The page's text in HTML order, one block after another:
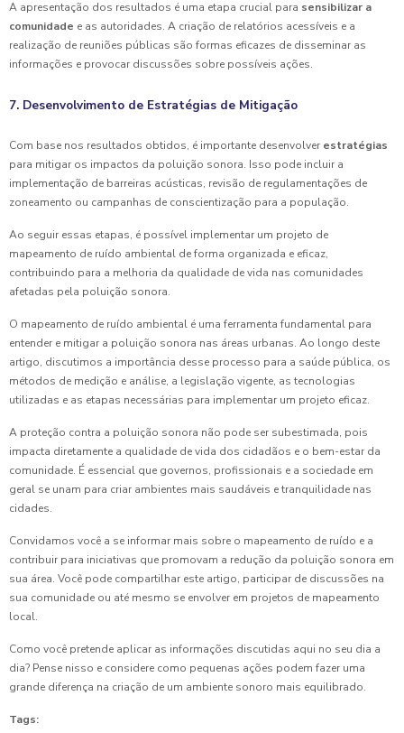
A apresentação dos resultados é uma etapa crucial para sensibilizar a
comunidade e as autoridades. A criação de relatórios acessíveis e a
realização de reuniões públicas são formas eficazes de disseminar as
informações e provocar discussões sobre possíveis ações.
7. Desenvolvimento de Estratégias de Mitigação
Com base nos resultados obtidos, é importante desenvolver estratégias
para mitigar os impactos da poluição sonora. Isso pode incluir a
implementação de barreiras acústicas, revisão de regulamentações de
zoneamento ou campanhas de conscientização para a população.
Ao seguir essas etapas, é possível implementar um projeto de
mapeamento de ruído ambiental de forma organizada e eficaz,
contribuindo para a melhoria da qualidade de vida nas comunidades
afetadas pela poluição sonora.
O mapeamento de ruído ambiental é uma ferramenta fundamental para
entender e mitigar a poluição sonora nas áreas urbanas. Ao longo deste
artigo, discutimos a importância desse processo para a saúde pública, os
métodos de medição e análise, a legislação vigente, as tecnologias
utilizadas e as etapas necessárias para implementar um projeto eficaz.
A proteção contra a poluição sonora não pode ser subestimada, pois
impacta diretamente a qualidade de vida dos cidadãos e o bem-estar da
comunidade. É essencial que governos, profissionais e a sociedade em
geral se unam para criar ambientes mais saudáveis e tranquilidade nas
cidades.
Convidamos você a se informar mais sobre o mapeamento de ruído e a
contribuir para iniciativas que promovam a redução da poluição sonora em
sua área. Você pode compartilhar este artigo, participar de discussões na
sua comunidade ou até mesmo se envolver em projetos de mapeamento
local.
Como você pretende aplicar as informações discutidas aqui no seu dia a
dia? Pense nisso e considere como pequenas ações podem fazer uma
grande diferença na criação de um ambiente sonoro mais equilibrado.
Tags: